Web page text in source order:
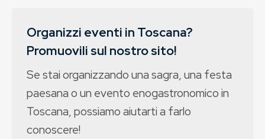
Organizzi eventi in Toscana?
Promuovili sul nostro sito!
Se stai organizzando una sagra, una festa
paesana o un evento enogastronomico in
Toscana, possiamo aiutarti a farlo
conoscere!